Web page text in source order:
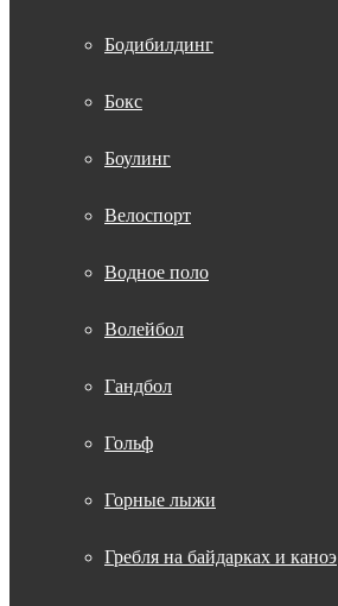
Бодибилдинг
Бокс
Боулинг
Велоспорт
Водное поло
Волейбол
Гандбол
Гольф
Горные лыжи
Гребля на байдарках и каноэ